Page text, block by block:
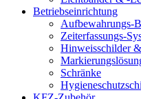
Betriebseinrichtung
Aufbewahrungs-
Zeiterfassungs-
Hinweisschilder
Schränke